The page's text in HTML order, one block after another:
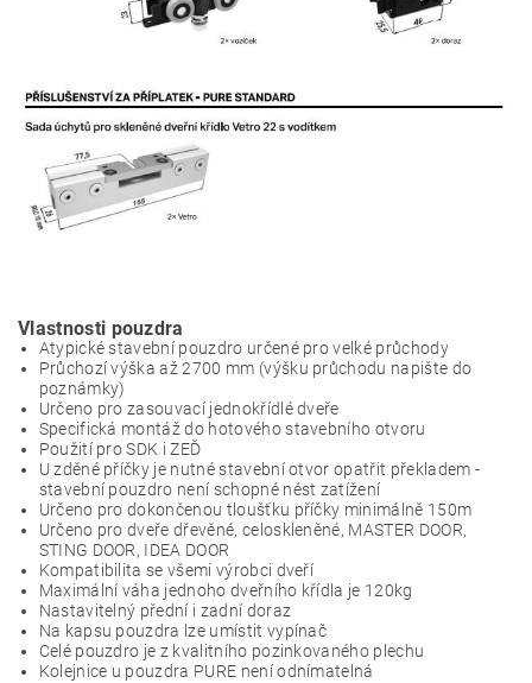
Vlastnosti pouzdra
Atypické stavební pouzdro určené pro velké průchody
Průchozí výška až 2700 mm (výšku průchodu napište do
poznámky)
Určeno pro zasouvací jednokřídlé dveře
Specifická montáž do hotového stavebního otvoru
Použití pro SDK i ZEĎ
U zděné příčky je nutné stavební otvor opatřit překladem -
stavební pouzdro není schopné nést zatížení
Určeno pro dokončenou tloušťku příčky minimálně 150m
Určeno pro dveře dřevěné, celoskleněné, MASTER DOOR,
STING DOOR, IDEA DOOR
Kompatibilita se všemi výrobci dveří
Maximální váha jednoho dveřního křídla je 120kg
Nastavitelný přední i zadní doraz
Na kapsu pouzdra lze umístit vypínač
Celé pouzdro je z kvalitního pozinkovaného plechu
Kolejnice u pouzdra PURE není odnímatelná